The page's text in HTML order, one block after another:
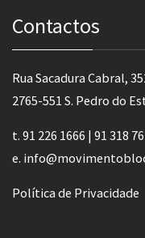
Contactos
Rua Sacadura Cabral,
2765-551 S. Pedro do
t. 91 226 1666 | 91 318
e.
Política de Privacidade